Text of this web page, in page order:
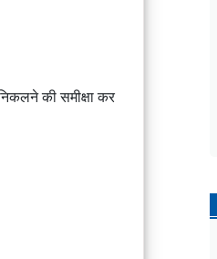
की समीक्षा कर